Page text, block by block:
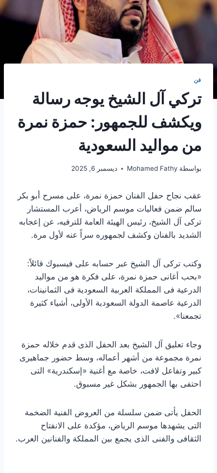
فن
تركي آل الشيخ يوجه رسالة
ويكشف للجمهور: حمزة نمرة
من مواليد السعودية
بواسطة Mohamed Fathy ديسمبر 6, 2025
عقب نجاح حفل الفنان حمزة نمرة، على مسرح أبو بكر
سالم ضمن فعاليات موسم الرياض، أعرب المستشار
تركى آل الشيخ، رئيس الهيئة العامة للترفيه، عن إعجابه
الشديد بالفنان وكشف لجمهوره سراً عنه لأول مرة.
وكتب تركى آل الشيخ عبر حسابه على فيسبوك قائلاً:
«بحب أغانى حمزة نمرة، على فكرة هو من مواليد
الدرعية فى المملكة العربية السعودية فى الثمانينات،
الدرعية عاصمة الدولة السعودية الأولى، أشياء كثيرة
تجمعنا».
وجاء تعليق آل الشيخ بعد الحفل الذى قدم خلاله حمزة
نمرة مجموعة من أشهر أعماله، وسط حضور جماهيرى
كبير وتفاعل لافت، خاصة مع أغنية «إسكندرية» التى
احتفى بها الجمهور بشكل غير مسبوق.
الحفل يأتى ضمن سلسلة من العروض الفنية الضخمة
التى يشهدها موسم الرياض، مؤكدة على الانفتاح
الثقافى والفنى الذى يجمع بين المملكة والفنانين العرب.